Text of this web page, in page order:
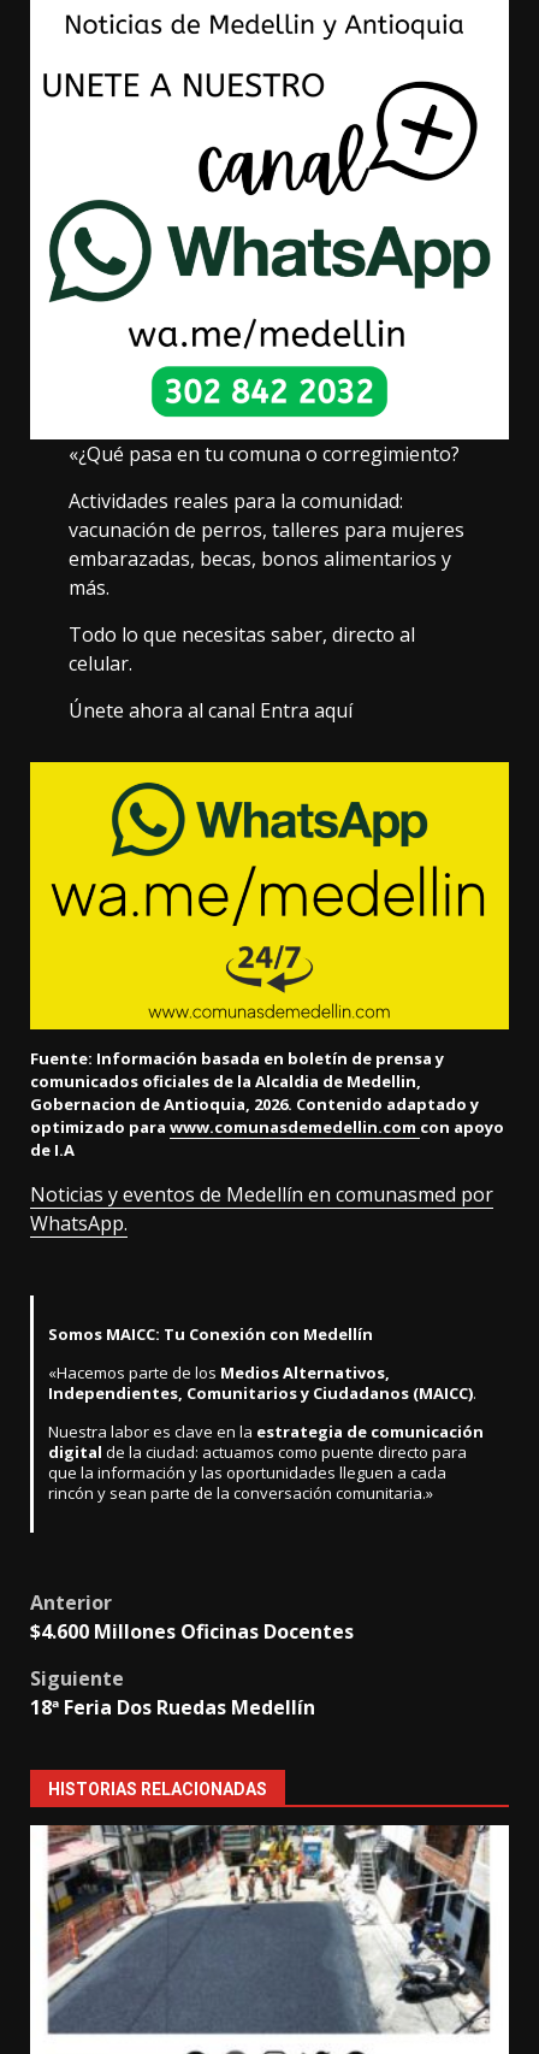
«¿Qué pasa en tu comuna o corregimiento?
Actividades reales para la comunidad:
vacunación de perros, talleres para mujeres
embarazadas, becas, bonos alimentarios y
más.
Todo lo que necesitas saber, directo al
celular.
Únete ahora al canal Entra aquí
Fuente: Información basada en boletín de prensa y
comunicados oficiales de la Alcaldia de Medellin,
Gobernacion de Antioquia, 2026. Contenido adaptado y
optimizado para www.comunasdemedellin.com con apoyo
de I.A
Noticias y eventos de Medellín en comunasmed por
WhatsApp.
Somos MAICC: Tu Conexión con Medellín
«Hacemos parte de los Medios Alternativos,
Independientes, Comunitarios y Ciudadanos (MAICC).
Nuestra labor es clave en la estrategia de comunicación
digital de la ciudad: actuamos como puente directo para
que la información y las oportunidades lleguen a cada
rincón y sean parte de la conversación comunitaria.»
Post
Anterior
$4.600 Millones Oficinas Docentes
Siguiente
18ª Feria Dos Ruedas Medellín
HISTORIAS RELACIONADAS